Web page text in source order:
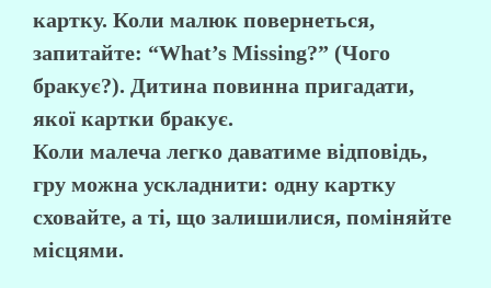
картку. Коли малюк повернеться,
запитайте: “What’s Missing?” (Чого
бракує?). Дитина повинна пригадати,
якої картки бракує.
Коли малеча легко даватиме відповідь,
гру можна ускладнити: одну картку
сховайте, а ті, що залишилися, поміняйте
місцями.